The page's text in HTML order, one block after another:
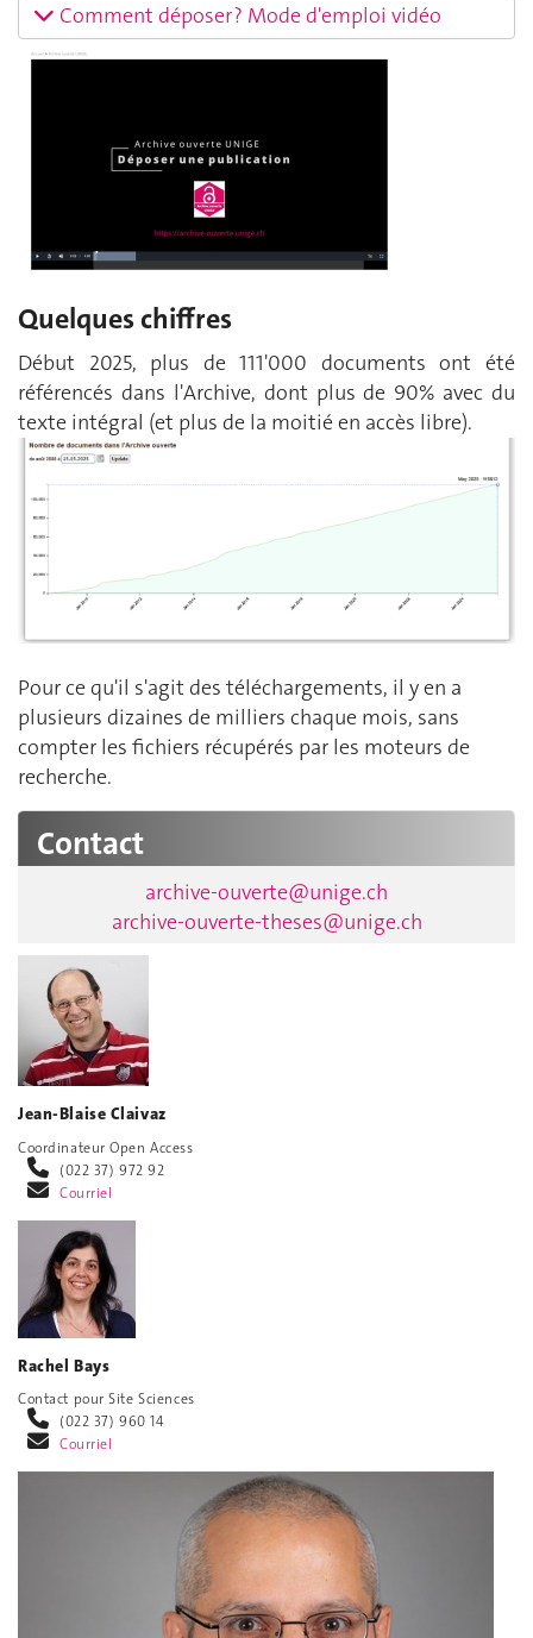
Comment déposer ? Mode d'emploi vidéo
Quelques chiffres
Début 2025, plus de 111'000 documents ont été
référencés dans l'Archive, dont plus de 90% avec du
texte intégral (et plus de la moitié en accès libre).
Pour ce qu'il s'agit des téléchargements, il y en a
plusieurs dizaines de milliers chaque mois, sans
compter les fichiers récupérés par les moteurs de
recherche.
Contact
archive-ouverte@unige.ch
archive-ouverte-theses@unige.ch
Jean-Blaise Claivaz
Coordinateur Open Access
(022 37) 972 92
Courriel
Rachel Bays
Contact pour Site Sciences
(022 37) 960 14
Courriel